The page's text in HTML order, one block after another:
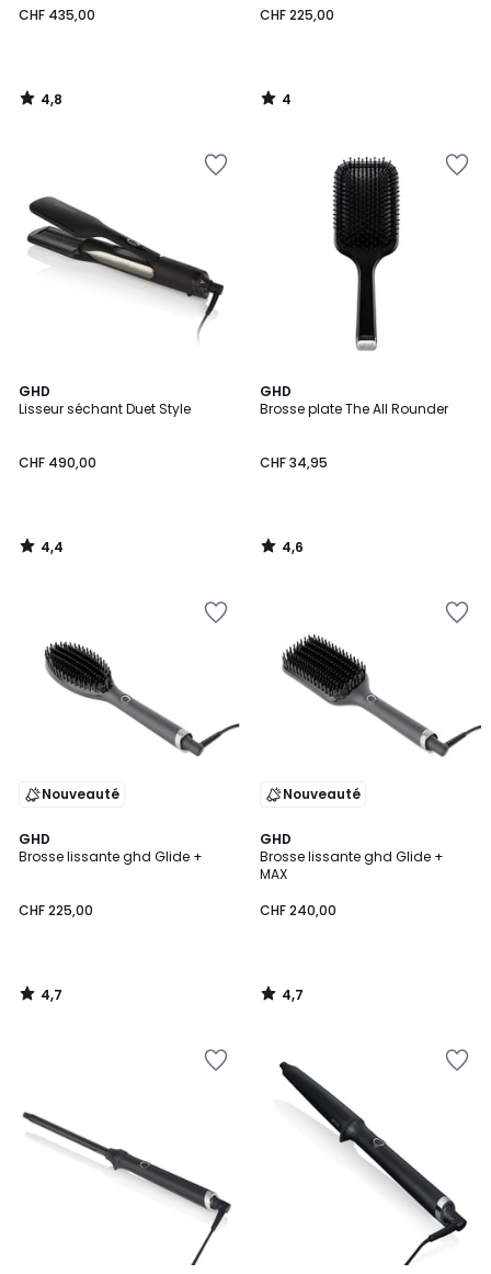
CHF 435,00
4,8
/
CHF 225,00
4
/
GHD
Lisseur séchant Duet Style
CHF 490,00
4,4
/ 5
4,4
/
GHD
Brosse plate The All Rounder
CHF 34,95
4,6
/ 5
4,6
/
Nouveauté
GHD
Brosse lissante ghd Glide +
CHF 225,00
4,7
/ 5
4,7
/
Nouveauté
GHD
Brosse lissante ghd Glide +
MAX
CHF 240,00
4,7
/ 5
4,7
/